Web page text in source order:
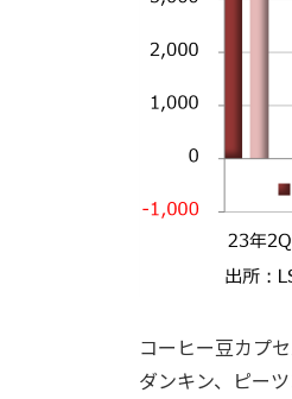
コーヒー豆カプ
ダンキン、ピー